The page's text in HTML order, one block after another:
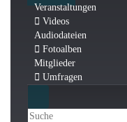
Veranstaltungen
Videos
Audiodateien
Fotoalben
Mitglieder
Umfragen